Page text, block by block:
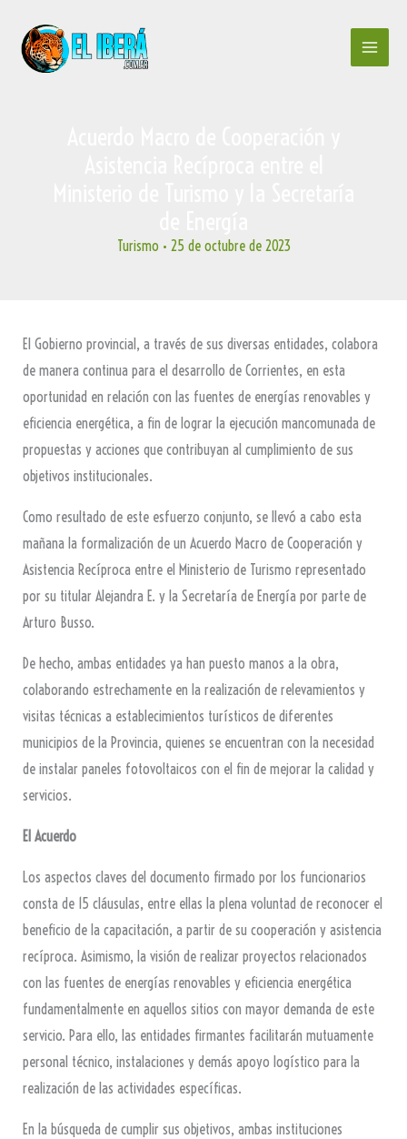
contenido
Turismo• 25 de octubre de 2023
El Gobierno provincial, a través de sus diversas entidades, colabora
de manera continua para el desarrollo de Corrientes, en esta
oportunidad en relación con las fuentes de energías renovables y
eficiencia energética, a fin de lograr la ejecución mancomunada de
propuestas y acciones que contribuyan al cumplimiento de sus
objetivos institucionales.
Como resultado de este esfuerzo conjunto, se llevó a cabo esta
mañana la formalización de un Acuerdo Macro de Cooperación y
Asistencia Recíproca entre el Ministerio de Turismo representado
por su titular Alejandra E. y la Secretaría de Energía por parte de
Arturo Busso.
De hecho, ambas entidades ya han puesto manos a la obra,
colaborando estrechamente en la realización de relevamientos y
visitas técnicas a establecimientos turísticos de diferentes
municipios de la Provincia, quienes se encuentran con la necesidad
de instalar paneles fotovoltaicos con el fin de mejorar la calidad y
servicios.
El Acuerdo
Los aspectos claves del documento firmado por los funcionarios
consta de 15 cláusulas, entre ellas la plena voluntad de reconocer el
beneficio de la capacitación, a partir de su cooperación y asistencia
recíproca. Asimismo, la visión de realizar proyectos relacionados
con las fuentes de energías renovables y eficiencia energética
fundamentalmente en aquellos sitios con mayor demanda de este
servicio. Para ello, las entidades firmantes facilitarán mutuamente
personal técnico, instalaciones y demás apoyo logístico para la
realización de las actividades específicas.
En la búsqueda de cumplir sus objetivos, ambas instituciones